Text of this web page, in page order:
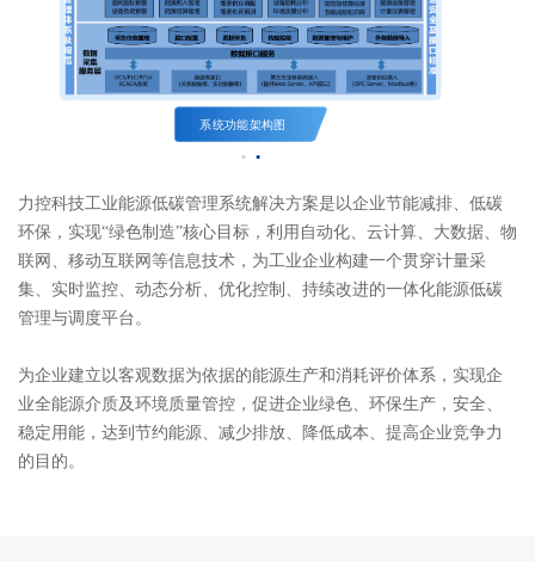
系统功能架构图
力控科技工业能源低碳管理系统解决方案是以企业节能减排、低碳
环保，实现“绿色制造”核心目标，利用自动化、云计算、大数据、物
联网、移动互联网等信息技术，为工业企业构建一个贯穿计量采
集、实时监控、动态分析、优化控制、持续改进的一体化能源低碳
管理与调度平台。
为企业建立以客观数据为依据的能源生产和消耗评价体系，实现企
业全能源介质及环境质量管控，促进企业绿色、环保生产，安全、
稳定用能，达到节约能源、减少排放、降低成本、提高企业竞争力
的目的。